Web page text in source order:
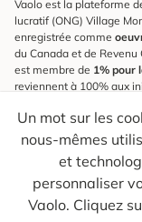
Un mot sur les
nous-mêmes
et
personnaliser
Vaolo. Cliquez
Vaolo est la plateforme
lucratif (ONG) Village
enregistrée comme
du Canada et de
est membre de 1% pour
reviennent à 100% aux
S'inscrire à l'infolettre
Pour connaître les
astuces pour des
Ton courriel